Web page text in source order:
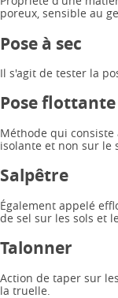
poreux, sensible au
Pose à sec
Il s'agit de tester la
Pose flottante
Méthode qui
isolante et non sur le
Salpêtre
Également appelé
de sel sur les sols et
Talonner
Action de taper sur
la truelle.